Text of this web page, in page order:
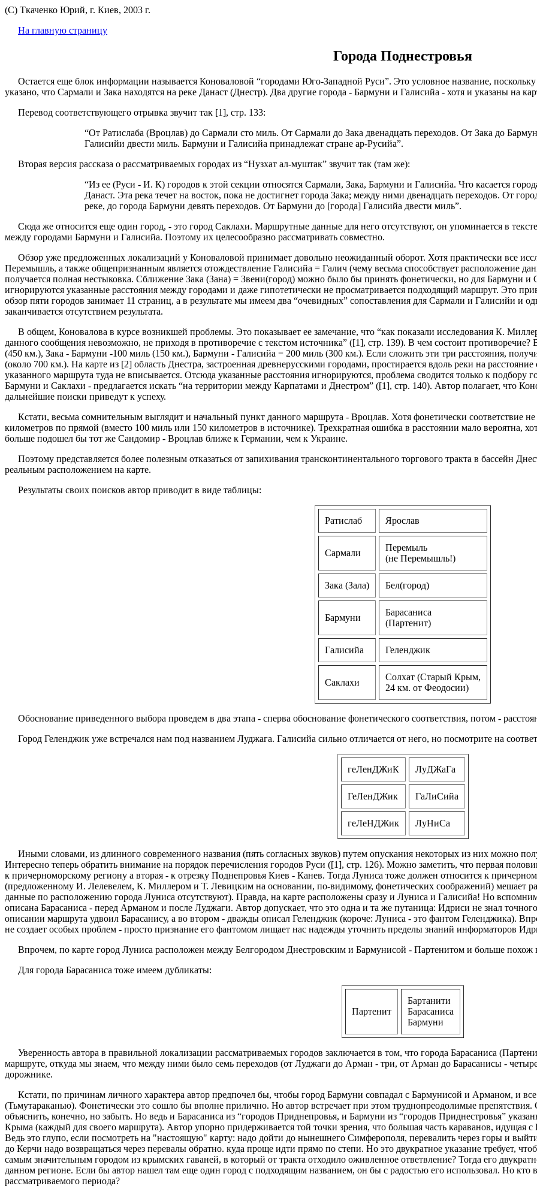
(С) Ткаченко Юрий, г. Киев, 2003 г.
На главную страницу
Города Поднестровья
Остается еще блок информации называется Коноваловой “городами Юго-Западной Руси”. Это условное название, поскольку
указано, что Сармали и Зака находятся на реке Данаст (Днестр). Два другие города - Бармуни и Галисийа - хотя и указаны на
Перевод соответствующего отрывка звучит так [1], стр. 133:
“От Ратислаба (Вроцлав) до Сармали сто миль. От Сармали до Зака двенадцать переходов. От Зака до
Галисийи двести миль. Бармуни и Галисийа принадлежат стране ар-Русийа”.
Вторая версия рассказа о рассматриваемых городах из “Нузхат ал-муштак” звучит так (там же):
“Из ее (Руси - И. К) городов к этой секции относятся Сармали, Зака, Бармуни и Галисийа. Что касается
Данаст. Эта река течет на восток, пока не достигнет города Зака; между ними двенадцать переходов. От
реке, до города Бармуни девять переходов. От Бармуни до [города] Галисийа двести миль”.
Сюда же относится еще один город, - это город Саклахи. Маршрутные данные для него отсутствуют, он упоминается в
между городами Бармуни и Галисийа. Поэтому их целесообразно рассматривать совместно.
Обзор уже предложенных локализаций у Коноваловой принимает довольно неожиданный оборот. Хотя практически все
Перемышль, а также общепризнанным является отождествление Галисийа = Галич (чему весьма способствует расположение
получается полная нестыковка. Сближение Зака (Зана) = Звени(город) можно было бы принять фонетически, но для Бармуни
игнорируются указанные расстояния между городами и даже гипотетически не просматривается подходящий маршрут. Это
обзор пяти городов занимает 11 страниц, а в результате мы имеем два “очевидных” сопоставления для Сармали и Галисийи и
заканчивается отсутствием результата.
В общем, Коновалова в курсе возникшей проблемы. Это показывает ее замечание, что “как показали исследования К.
данного сообщения невозможно, не приходя в противоречие с текстом источника” ([1], стр. 139). В чем состоит
(450 км.), Зака - Бармуни -100 миль (150 км.), Бармуни - Галисийа = 200 миль (300 км.). Если сложить эти три расстояния,
(около 700 км.). На карте из [2] область Днестра, застроенная древнерусскими городами, простирается вдоль реки на
указанного маршрута туда не вписывается. Отсюда указанные расстояния игнорируются, проблема сводится только к
Бармуни и Саклахи - предлагается искать “на территории между Карпатами и Днестром” ([1], стр. 140). Автор полагает, что
дальнейшие поиски приведут к успеху.
Кстати, весьма сомнительным выглядит и начальный пункт данного маршрута - Вроцлав. Хотя фонетически соответствие
километров по прямой (вместо 100 миль или 150 километров в источнике). Трехкратная ошибка в расстоянии мало вероятна,
больше подошел бы тот же Сандомир - Вроцлав ближе к Германии, чем к Украине.
Поэтому представляется более полезным отказаться от запихивания трансконтинентального торгового тракта в бассейн
реальным расположением на карте.
Результаты своих поисков автор приводит в виде таблицы:
Ратислаб Ярослав
Сармали
Перемыль
(не Перемышль!)
Зака (Зала) Бел(город)
Бармуни
Барасаниса
(Партенит)
Галисийа Геленджик
Саклахи
Солхат (Старый Крым,
24 км. от Феодосии)
Обоснование приведенного выбора проведем в два этапа - сперва обоснование фонетического соответствия, потом -
Город Геленджик уже встречался нам под названием Луджага. Галисийа сильно отличается от него, но посмотрите на
геЛенДЖиК ЛуДЖаГа
ГеЛенДЖик ГаЛиСийа
геЛеНДЖик ЛуНиСа
Иными словами, из длинного современного названия (пять согласных звуков) путем опускания некоторых из них можно
Интересно теперь обратить внимание на порядок перечисления городов Руси ([1], стр. 126). Можно заметить, что первая
к причерноморскому региону а вторая - к отрезку Поднепровья Киев - Канев. Тогда Луниса тоже должен относится к
(предложенному И. Лелевелем, К. Миллером и Т. Левицким на основании, по-видимому, фонетических соображений) мешает
данные по расположению города Луниса отсутствуют). Правда, на карте расположены сразу и Луниса и Галисийа! Но
описана Барасаниса - перед Арманом и после Луджаги. Автор допускает, что это одна и та же путаница: Идриси не знал
описании маршрута удвоил Барасанису, а во втором - дважды описал Геленджик (короче: Луниса - это фантом Геленджика).
не создает особых проблем - просто признание его фантомом лищает нас надежды уточнить пределы знаний информаторов
Впрочем, по карте город Луниса расположен между Белгородом Днестровским и Бармунисой - Партенитом и больше похож
Для города Барасаниса тоже имеем дубликаты:
Партенит
Бартанити
Барасаниса
Бармуни
Уверенность автора в правильной локализации рассматриваемых городов заключается в том, что города Барасаниса
маршруте, откуда мы знаем, что между ними было семь переходов (от Луджаги до Арман - три, от Арман до Барасанисы -
дорожнике.
Кстати, по причинам личного характера автор предпочел бы, чтобы город Бармуни совпадал с Бармунисой и Арманом, и
(Тьмутараканью). Фонетически это сошло бы вполне прилично. Но автор встречает при этом труднопреодолимые
объяснить, конечно, но забыть. Но ведь и Барасаниса из “городов Приднепровья, и Бармуни из “городов Приднестровья”
Крыма (каждый для своего маршрута). Автор упорно придерживается той точки зрения, что большая часть караванов, идущая
Ведь это глупо, если посмотреть на "настоящую" карту: надо дойти до нынешнего Симферополя, перевалить через горы и
до Керчи надо возвращаться через перевалы обратно. куда проще идти прямо по степи. Но это двукратное указание требует,
самым значительным городом из крымских гаваней, в который от тракта отходило оживленное ответвление? Тогда его
данном регионе. Если бы автор нашел там еще один город с подходящим названием, он бы с радостью его использовал. Но
рассматриваемого периода?